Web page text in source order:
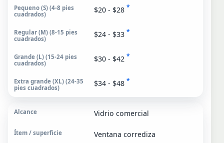
$20 - $28 *
$24 - $33 *
$30 - $42 *
$34 - $48 *
Vidrio comercial
Ventana corrediza